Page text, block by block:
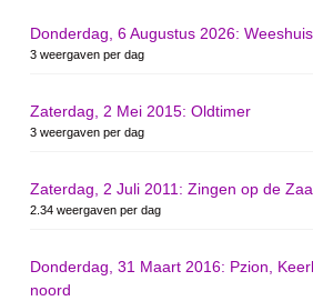
Donderdag, 6 Augustus 2026: Weeshuis
3 weergaven per dag
Zaterdag, 2 Mei 2015: Oldtimer
3 weergaven per dag
Zaterdag, 2 Juli 2011: Zingen op de
2.34 weergaven per dag
Donderdag, 31 Maart 2016: Pzion,
noord